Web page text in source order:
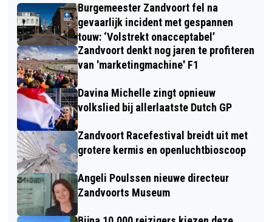
Burgemeester Zandvoort fel na
gevaarlijk incident met gespannen
touw: ‘Volstrekt onacceptabel’
Zandvoort denkt nog jaren te profiteren
van 'marketingmachine' F1
Davina Michelle zingt opnieuw
volkslied bij allerlaatste Dutch GP
Zandvoort Racefestival breidt uit met
grotere kermis en openluchtbioscoop
Angeli Poulssen nieuwe directeur
Zandvoorts Museum